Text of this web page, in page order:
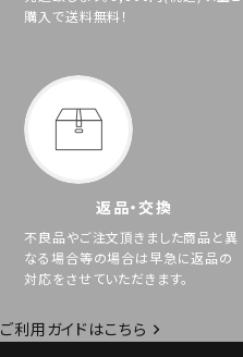
購入で送料無料！
返品・交換
不良品やご注文頂きました商品と異
なる場合等の場合は早急に返品の
対応をさせていただきます。
ご利用ガイドはこちら